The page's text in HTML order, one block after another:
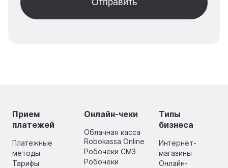
Прием
платежей
Платежные
методы
Тарифы
Онлайн-чеки
Облачная касса
Robokassa Online
Робочеки СМЗ
Робочеки
Типы
бизнеса
Интернет-
магазины
Онлайн-